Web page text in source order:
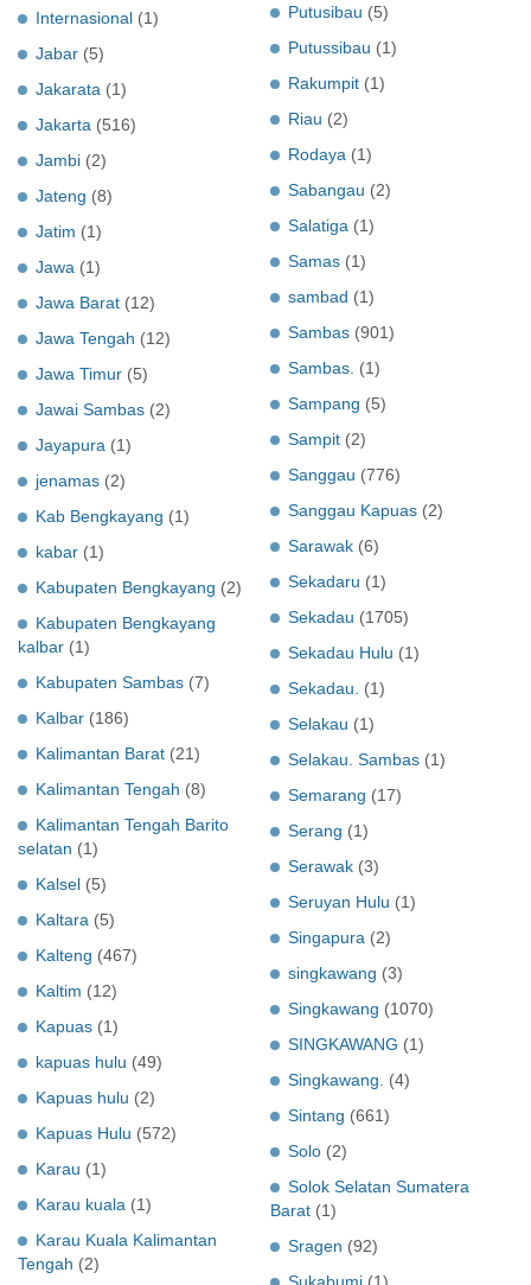
Internasional (1)
Jabar (5)
Jakarata (1)
Jakarta (516)
Jambi (2)
Jateng (8)
Jatim (1)
Jawa (1)
Jawa Barat (12)
Jawa Tengah (12)
Jawa Timur (5)
Jawai Sambas (2)
Jayapura (1)
jenamas (2)
Kab Bengkayang (1)
kabar (1)
Kabupaten Bengkayang (2)
Kabupaten Bengkayang
kalbar (1)
Kabupaten Sambas (7)
Kalbar (186)
Kalimantan Barat (21)
Kalimantan Tengah (8)
Kalimantan Tengah Barito
selatan (1)
Kalsel (5)
Kaltara (5)
Kalteng (467)
Kaltim (12)
Kapuas (1)
kapuas hulu (49)
Kapuas hulu (2)
Kapuas Hulu (572)
Karau (1)
Karau kuala (1)
Karau Kuala Kalimantan
Tengah (2)
Putusibau (5)
Putussibau (1)
Rakumpit (1)
Riau (2)
Rodaya (1)
Sabangau (2)
Salatiga (1)
Samas (1)
sambad (1)
Sambas (901)
Sambas. (1)
Sampang (5)
Sampit (2)
Sanggau (776)
Sanggau Kapuas (2)
Sarawak (6)
Sekadaru (1)
Sekadau (1705)
Sekadau Hulu (1)
Sekadau.
(1)
Selakau (1)
Selakau. Sambas (1)
Semarang (17)
Serang (1)
Serawak (3)
Seruyan Hulu (1)
Singapura (2)
singkawang (3)
Singkawang (1070)
SINGKAWANG (1)
Singkawang.
(4)
Sintang (661)
Solo (2)
Solok Selatan Sumatera
Barat (1)
Sragen (92)
Sukabumi (1)